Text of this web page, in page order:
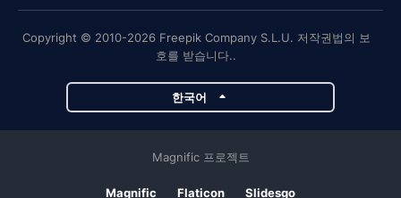
Copyright © 2010-2026 Freepik Company S.L.U. 저작권법의 보
호를 받습니다..
한국어
Magnific 프로젝트
Magnific Flaticon Slidesgo